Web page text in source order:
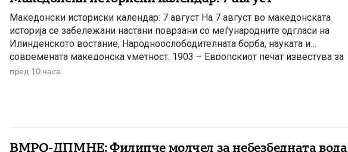
Македонски историски календар: 7 август На 7 август во македонската
историја се забележани настани поврзани со меѓународните одгласи на
Илинденското востание, Народноослободителната борба, науката и
современата македонска уметност. 1903 – Европскиот печат известува за
Илинденското востание На 7 август 1903 година европската јавност ги
пред 10 часа
ВМРО-ДПМНЕ: Филипче молчел за небезбедната вода